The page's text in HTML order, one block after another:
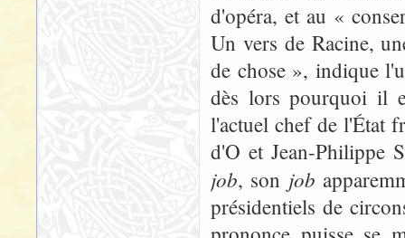
d'opéra, et au «
Un vers de Racine,
de chose », indique
dès lors pourquoi il
l'actuel chef de l'État
d'O et Jean-Philippe
job, son job
présidentiels de